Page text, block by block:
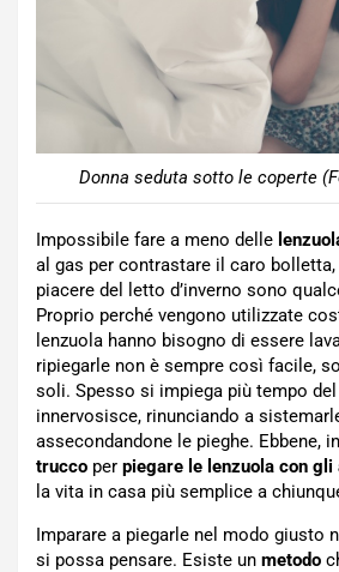
Donna seduta sotto le coperte
Impossibile fare a meno delle
al gas per contrastare il caro bolletta,
piacere del letto d’inverno sono
Proprio perché vengono utilizzate
lenzuola hanno bisogno di essere
ripiegarle non è sempre così facile,
soli. Spesso si impiega più tempo
innervosisce, rinunciando a
assecondandone le pieghe. Ebbene,
trucco per piegare le lenzuola con gli
la vita in casa più semplice a
Imparare a piegarle nel modo giusto
si possa pensare. Esiste un metodo